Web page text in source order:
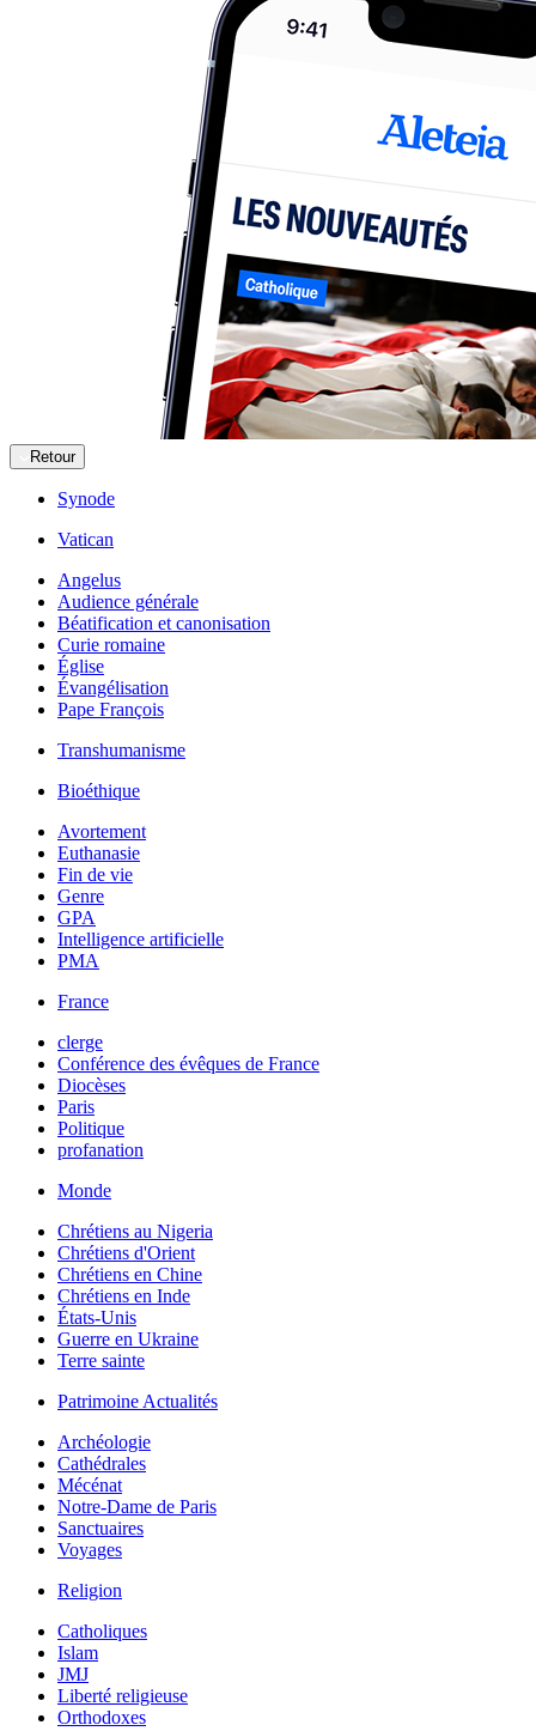
Retour
Synode
Vatican
Angelus
Audience générale
Béatification et canonisation
Curie romaine
Église
Évangélisation
Pape François
Transhumanisme
Bioéthique
Avortement
Euthanasie
Fin de vie
Genre
GPA
Intelligence artificielle
PMA
France
clerge
Conférence des évêques de France
Diocèses
Paris
Politique
profanation
Monde
Chrétiens au Nigeria
Chrétiens d'Orient
Chrétiens en Chine
Chrétiens en Inde
États-Unis
Guerre en Ukraine
Terre sainte
Patrimoine Actualités
Archéologie
Cathédrales
Mécénat
Notre-Dame de Paris
Sanctuaires
Voyages
Religion
Catholiques
Islam
JMJ
Liberté religieuse
Orthodoxes